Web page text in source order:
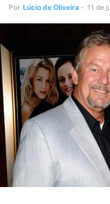
Por Lúcio de Oliveira - 11 de